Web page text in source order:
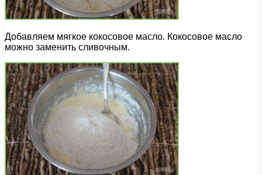
Добавляем мягкое кокосовое масло. Кокосовое масло
можно заменить сливочным.